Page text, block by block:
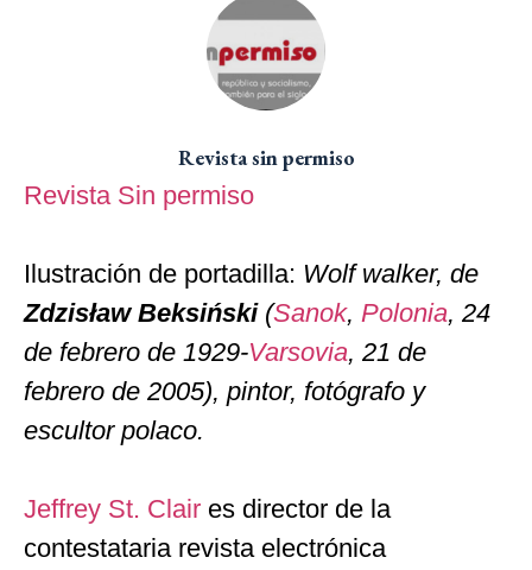
Revista sin permiso
Revista Sin permiso
Ilustración de portadilla: Wolf walker, de
Zdzisław Beksiński(Sanok, Polonia, 24
de febrero de 1929-Varsovia, 21 de
febrero de 2005), pintor, fotógrafo y
escultor polaco.
Jeffrey St. Clair es director de la
contestataria revista electrónica